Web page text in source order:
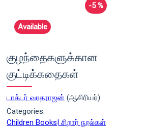
-5 %
Available
குழந்தைகளுக்கான
குட்டிக்கதைகள்
டாக்டர் வரதராஜன் (ஆசிரியர்)
Categories:
Children Books| சிறார் நூல்கள்